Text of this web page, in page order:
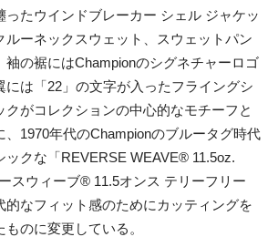
ったウインドブレーカー シェル ジャケッ
ルーネックスウェット、スウェットパン
袖の裾にはChampionのシグネチャーロゴ
には「22」の文字が入ったフライングシ
クがコレクションの中心的なモチーフと
、1970年代のChampionのブルータグ時代
ックな「REVERSE WEAVE® 11.5oz.
スウィーブ® 11.5オンス テリーフリー
的なフィット感のためにカッティングを
のに変更している。